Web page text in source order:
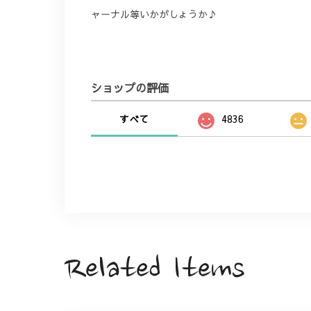
ャーナル等いかがしょうか♪
ショップの評価
すべて 4836
Related Items